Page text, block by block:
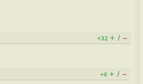
+32 + / –
+6 + / –